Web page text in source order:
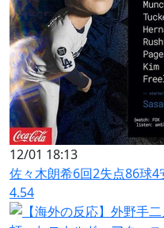
12/01 18:13
佐々木朗希6回2失点86球
4.54